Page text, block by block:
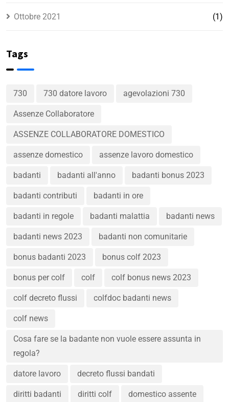
Ottobre 2021 (1)
Tags
730 730 datore lavoro agevolazioni 730
Assenze Collaboratore
ASSENZE COLLABORATORE DOMESTICO
assenze domestico assenze lavoro domestico
badanti badanti all'anno badanti bonus 2023
badanti contributi badanti in ore
badanti in regole badanti malattia badanti news
badanti news 2023 badanti non comunitarie
bonus badanti 2023 bonus colf 2023
bonus per colf colf colf bonus news 2023
colf decreto flussi colfdoc badanti news
colf news
Cosa fare se la badante non vuole essere assunta in
regola?
datore lavoro decreto flussi bandati
diritti badanti diritti colf domestico assente